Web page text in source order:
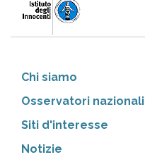
Chi siamo
Osservatori nazionali
Siti d'interesse
Notizie